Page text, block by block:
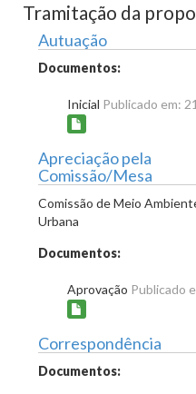
Tramitação da
Autuação
Documentos:
Inicial Publicado em:
Apreciação pela
Comissão/Mesa
Comissão de Meio
Urbana
Documentos:
Aprovação Publicado
Correspondência
Documentos: